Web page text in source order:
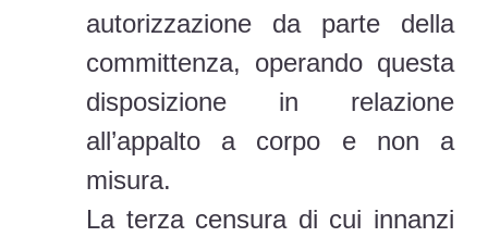
autorizzazione da parte della
committenza, operando questa
disposizione in relazione
all’appalto a corpo e non a
misura.
La terza censura di cui innanzi